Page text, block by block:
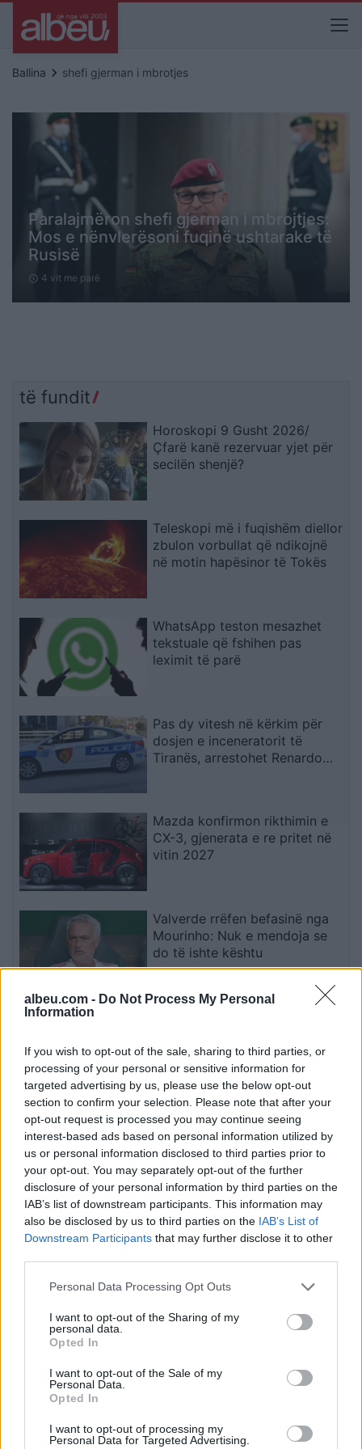
albeu.com - Do Not Process My Personal
Information
If you wish to opt-out of the sale, sharing to third parties, or
processing of your personal or sensitive information for
targeted advertising by us, please use the below opt-out
section to confirm your selection. Please note that after your
opt-out request is processed you may continue seeing
interest-based ads based on personal information utilized by
us or personal information disclosed to third parties prior to
your opt-out. You may separately opt-out of the further
disclosure of your personal information by third parties on the
IAB’s list of downstream participants. This information may
also be disclosed by us to third parties on the IAB’s List of
Downstream Participants that may further disclose it to other
Personal Data Processing Opt Outs
I want to opt-out of the Sharing of my
personal data.
Opted In
I want to opt-out of the Sale of my
Personal Data.
Opted In
I want to opt-out of processing my
Personal Data for Targeted Advertising.
Ballina keyboard_arrow_right shefi gjerman i mbrotjes
Paralajmëron shefi gjerman i mbrojtjes:
Mos e nënvlerësoni fuqinë ushtarake të
Rusisë
schedule 4 vit me parë
të fundit
Horoskopi 9 Gusht 2026/
Çfarë kanë rezervuar yjet për
secilën shenjë?
Teleskopi më i fuqishëm diellor
zbulon vorbullat që ndikojnë
në motin hapësinor të Tokës
WhatsApp teston mesazhet
tekstuale që fshihen pas
leximit të parë
Pas dy vitesh në kërkim për
dosjen e inceneratorit të
Tiranës, arrestohet Renardo
Mazda konfirmon rikthimin e
CX-3, gjenerata e re pritet në
vitin 2027
Valverde rrëfen befasinë nga
Mourinho: Nuk e mendoja se
do të ishte kështu
dhe flakët u përhapën drejt
malit
Esim for Global
Esim for USA|Esim for Italy| Esim for Spain|Esim